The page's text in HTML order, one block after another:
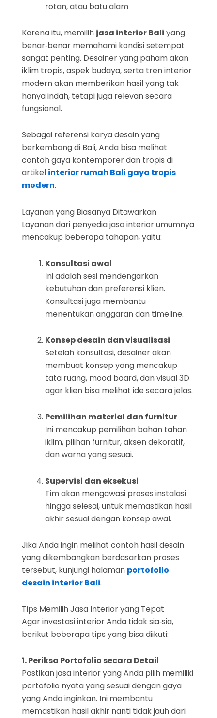
rotan, atau batu alam
Karena itu, memilih jasa interior Bali yang
benar‑benar memahami kondisi setempat
sangat penting. Desainer yang paham akan
iklim tropis, aspek budaya, serta tren interior
modern akan memberikan hasil yang tak
hanya indah, tetapi juga relevan secara
fungsional.
Sebagai referensi karya desain yang
berkembang di Bali, Anda bisa melihat
contoh gaya kontemporer dan tropis di
artikel interior rumah Bali gaya tropis
modern.
Layanan yang Biasanya Ditawarkan
Layanan dari penyedia jasa interior umumnya
mencakup beberapa tahapan, yaitu:
Konsultasi awal
Ini adalah sesi mendengarkan
kebutuhan dan preferensi klien.
Konsultasi juga membantu
menentukan anggaran dan timeline.
Konsep desain dan visualisasi
Setelah konsultasi, desainer akan
membuat konsep yang mencakup
tata ruang, mood board, dan visual 3D
agar klien bisa melihat ide secara jelas.
Pemilihan material dan furnitur
Ini mencakup pemilihan bahan tahan
iklim, pilihan furnitur, aksen dekoratif,
dan warna yang sesuai.
Supervisi dan eksekusi
Tim akan mengawasi proses instalasi
hingga selesai, untuk memastikan hasil
akhir sesuai dengan konsep awal.
Jika Anda ingin melihat contoh hasil desain
yang dikembangkan berdasarkan proses
tersebut, kunjungi halaman portofolio
desain interior Bali.
Tips Memilih Jasa Interior yang Tepat
Agar investasi interior Anda tidak sia‑sia,
berikut beberapa tips yang bisa diikuti:
1. Periksa Portofolio secara Detail
Pastikan jasa interior yang Anda pilih memiliki
portofolio nyata yang sesuai dengan gaya
yang Anda inginkan. Ini membantu
memastikan hasil akhir nanti tidak jauh dari